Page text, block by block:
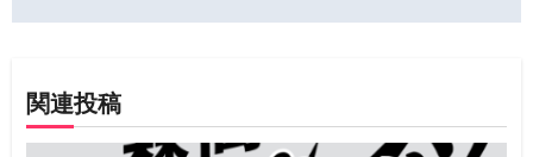
ゲ
ー
シ
関連投稿